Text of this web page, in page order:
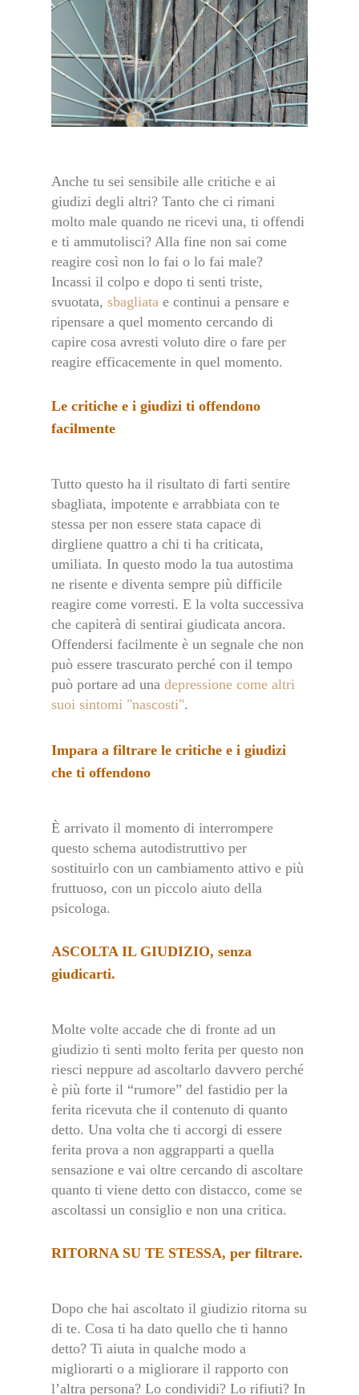
Anche tu sei sensibile alle critiche e ai
giudizi degli altri? Tanto che ci rimani
molto male quando ne ricevi una, ti offendi
e ti ammutolisci? Alla fine non sai come
reagire così non lo fai o lo fai male?
Incassi il colpo e dopo ti senti triste,
svuotata, sbagliata e continui a pensare e
ripensare a quel momento cercando di
capire cosa avresti voluto dire o fare per
reagire efficacemente in quel momento.
Le critiche e i giudizi ti offendono
facilmente
Tutto questo ha il risultato di farti sentire
sbagliata, impotente e arrabbiata con te
stessa per non essere stata capace di
dirgliene quattro a chi ti ha criticata,
umiliata. In questo modo la tua autostima
ne risente e diventa sempre più difficile
reagire come vorresti. E la volta successiva
che capiterà di sentirai giudicata ancora.
Offendersi facilmente è un segnale che non
può essere trascurato perché con il tempo
può portare ad una depressione come altri
suoi sintomi "nascosti".
Impara a filtrare le critiche e i giudizi
che ti offendono
È arrivato il momento di interrompere
questo schema autodistruttivo per
sostituirlo con un cambiamento attivo e più
fruttuoso, con un piccolo aiuto della
psicologa.
ASCOLTA IL GIUDIZIO, senza
giudicarti.
Molte volte accade che di fronte ad un
giudizio ti senti molto ferita per questo non
riesci neppure ad ascoltarlo davvero perché
è più forte il “rumore” del fastidio per la
ferita ricevuta che il contenuto di quanto
detto. Una volta che ti accorgi di essere
ferita prova a non aggrapparti a quella
sensazione e vai oltre cercando di ascoltare
quanto ti viene detto con distacco, come se
ascoltassi un consiglio e non una critica.
RITORNA SU TE STESSA, per filtrare.
Dopo che hai ascoltato il giudizio ritorna su
di te. Cosa ti ha dato quello che ti hanno
detto? Ti aiuta in qualche modo a
migliorarti o a migliorare il rapporto con
l’altra persona? Lo condividi? Lo rifiuti? In